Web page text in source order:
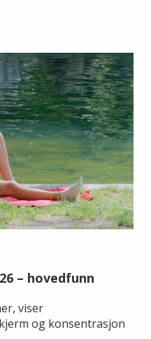
– hovedfunn
viser
og konsentrasjon